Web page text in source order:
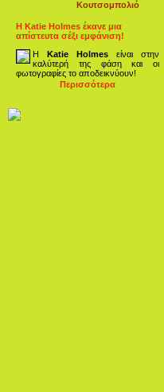
Κουτσομπολιό
Η Katie Holmes έκανε μια
απίστευτα σέξι εμφάνιση!
Η Katie Holmes είναι στην
καλύτερή της φάση και οι
φωτογραφίες το αποδεικνύουν!
Περισσότερα